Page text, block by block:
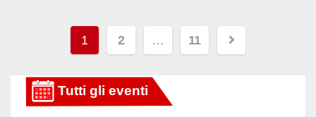
Paginazione
degli
articoli
1 2 … 11